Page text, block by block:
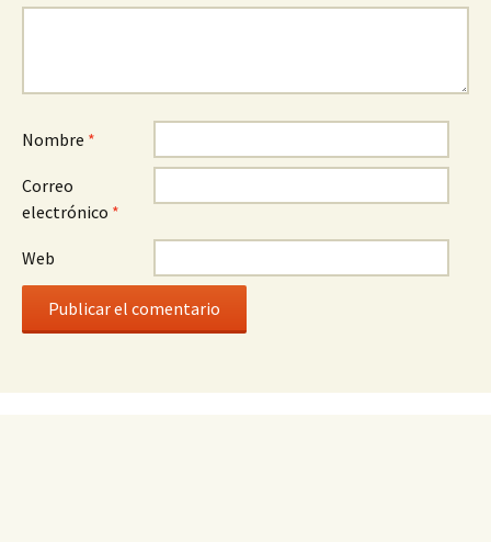
Nombre *
Correo
electrónico *
Web